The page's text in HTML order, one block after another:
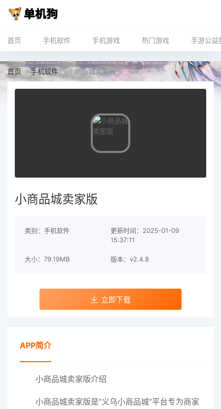
首页 手机软件 手机游戏 热门游戏 手游公益
首页 >手机软件 >小商品城卖家版
小商品城卖家版
类别：手机软件
更新时间：2025-01-09
15:37:11
大小：79.19MB 版本：v2.4.8
立即下载
APP简介
小商品城卖家版介绍
小商品城卖家版是“义乌小商品城”平台专为商家